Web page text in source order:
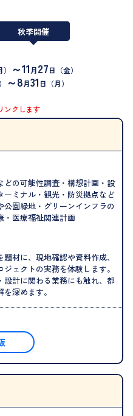
秋季開催
～11 月27日（金）
～8月31 日（月）
ンクします
どの可能性調査・構想計画・設
ミナル・観光・防災拠点など
園緑地・グリーンインフラの
・医療福祉関連計画
材に、現地確認や資料作成、
ェクトの実務を体験します。
設計に関わる業務にも触れ、都
深めます。